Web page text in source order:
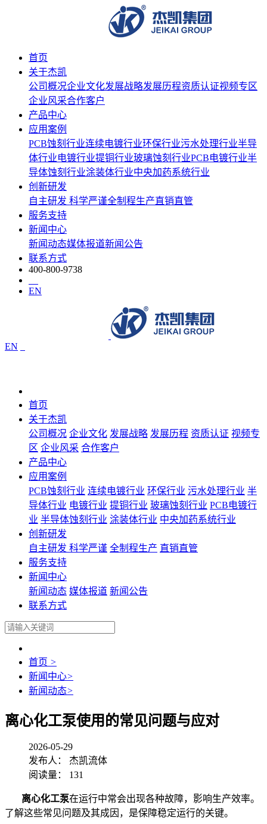
首页
关于杰凯
公司概况企业文化发展战略发展历程资质认证视频专区
企业风采合作客户
产品中心
应用案例
PCB蚀刻行业连续电镀行业环保行业污水处理行业半导
体行业电镀行业提铜行业玻璃蚀刻行业PCB电镀行业半
导体蚀刻行业涂装体行业中央加药系统行业
创新研发
自主研发 科学严谨全制程生产直销直管
服务支持
新闻中心
新闻动态媒体报道新闻公告
联系方式
400-800-9738
EN
EN
首页
关于杰凯
公司概况 企业文化 发展战略 发展历程 资质认证 视频专
区 企业风采 合作客户
产品中心
应用案例
PCB蚀刻行业 连续电镀行业 环保行业 污水处理行业 半
导体行业 电镀行业 提铜行业 玻璃蚀刻行业 PCB电镀行
业 半导体蚀刻行业 涂装体行业 中央加药系统行业
创新研发
自主研发 科学严谨 全制程生产 直销直管
服务支持
新闻中心
新闻动态 媒体报道 新闻公告
联系方式
首页 >
新闻中心>
新闻动态>
离心化工泵使用的常见问题与应对
2026-05-29
发布人： 杰凯流体
阅读量： 131
离心化工泵在运行中常会出现各种故障，影响生产效率。
了解这些常见问题及其成因，是保障稳定运行的关键。